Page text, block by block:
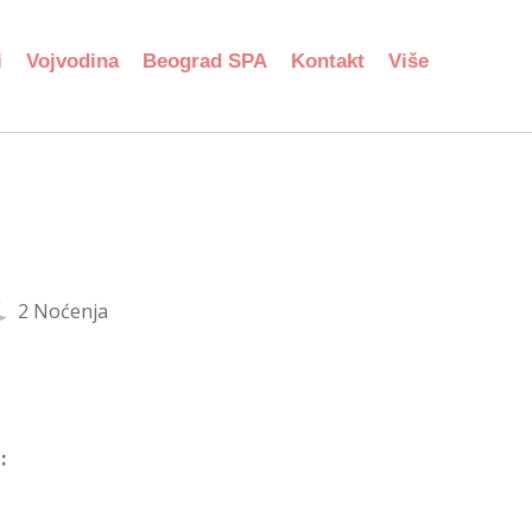
Vojvodina Beograd SPA Kontakt Više
2 Noćenja